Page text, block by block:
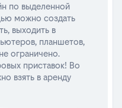
по выделенной
можно создать
выходить в
планшетов,
ограничено.
приставок! Во
взять в аренду